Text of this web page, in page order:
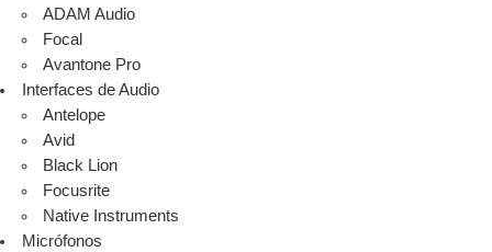
ADAM Audio
Focal
Avantone Pro
Interfaces de Audio
Antelope
Avid
Black Lion
Focusrite
Native Instruments
Micrófonos